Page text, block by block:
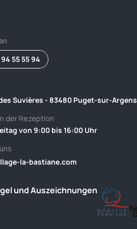
55 55 94
Suvières - 83480 Puget-sur-Argens
der Rezeption
von 9:00 bis 16:00 Uhr
la-bastiane.com
und Auszeichnungen